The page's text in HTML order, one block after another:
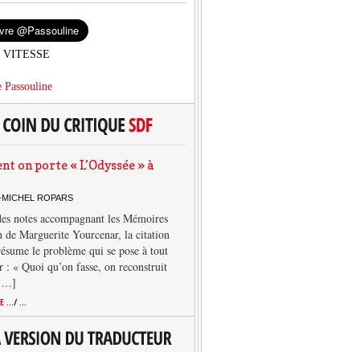
VITESSE
Passouline
on porte « L’Odyssée » à
ROPARS
notes accompagnant les Mémoires
de Marguerite Yourcenar, la citation
le problème qui se pose à tout
: « Quoi qu’on fasse, on reconstruit
.../ ...